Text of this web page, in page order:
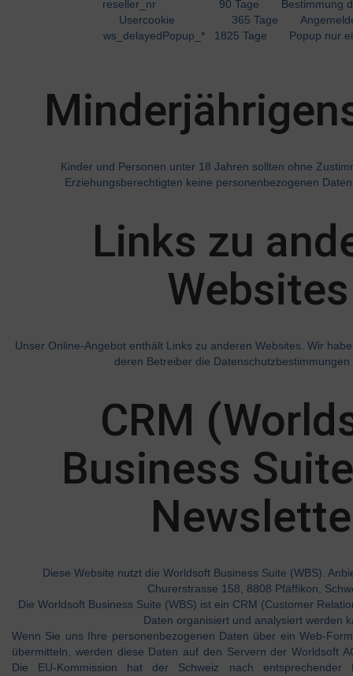
reseller_nr 90 Tage Bestimmung des
Usercookie 365 Tage
ws_delayedPopup_* 1825 Tage Popup nur
Kinder und Personen unter 18 Jahren sollten ohne
Erziehungsberechtigten keine personenbezogenen
Links zu
Websites
Unser Online-Angebot enthält Links zu anderen Websites. Wir
deren Betreiber die
CRM
Business
Diese Website nutzt die Worldsoft Business Suite (WBS).
Churerstrasse 158, 8808 Pfäffikon,
Die Worldsoft Business Suite (WBS) ist ein CRM (Customer
Daten organisiert und analysiert werden
Wenn Sie uns Ihre personenbezogenen Daten über ein Web-
übermitteln, werden diese Daten auf den Servern der Worldsoft
Die EU-Kommission hat der Schweiz nach entsprechender